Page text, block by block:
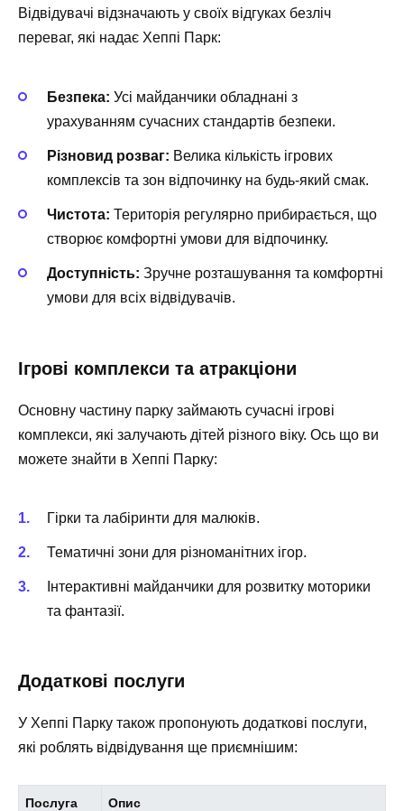
Відвідувачі відзначають у своїх відгуках безліч
переваг, які надає Хеппі Парк:
Безпека: Усі майданчики обладнані з
урахуванням сучасних стандартів безпеки.
Різновид розваг: Велика кількість ігрових
комплексів та зон відпочинку на будь-який смак.
Чистота: Територія регулярно прибирається, що
створює комфортні умови для відпочинку.
Доступність: Зручне розташування та комфортні
умови для всіх відвідувачів.
Ігрові комплекси та атракціони
Основну частину парку займають сучасні ігрові
комплекси, які залучають дітей різного віку. Ось що ви
можете знайти в Хеппі Парку:
Гірки та лабіринти для малюків.
Тематичні зони для різноманітних ігор.
Інтерактивні майданчики для розвитку моторики
та фантазії.
Додаткові послуги
У Хеппі Парку також пропонують додаткові послуги,
які роблять відвідування ще приємнішим:
Послуга Опис